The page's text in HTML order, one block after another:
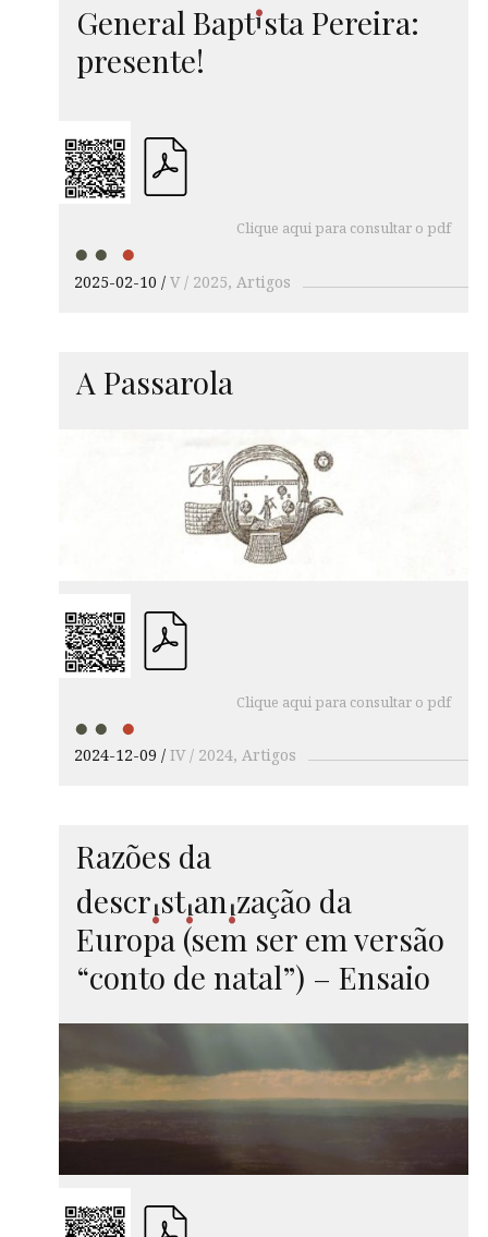
General BaptistaPereira:
presente!
Clique aqui para consultar o pdf
2025-02-10 V / 2025 Artigos
A Passarola
Clique aqui para consultar o pdf
2024-12-09 IV / 2024 Artigos
Razões da
descristianização da
Europa (sem ser em versão
“conto de natal”) – Ensaio